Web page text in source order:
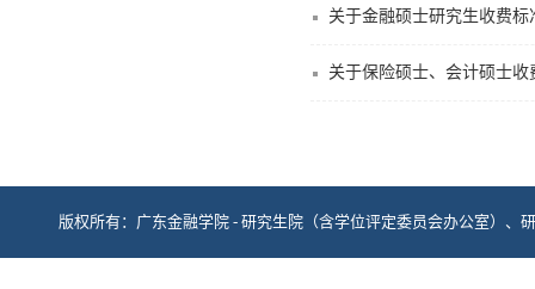
关于金融硕士研究生收费标
关于保险硕士、会计硕士收
版权所有：广东金融学院 - 研究生院（含学位评定委员会办公室）